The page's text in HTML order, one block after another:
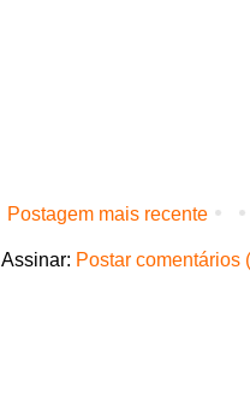
Postagem mais recente
Assinar: Postar comentários